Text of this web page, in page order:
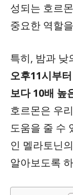
성되는 호르
중요한 역할
특히, 밤과 낮
오후11시부
보다 10배 높
호르몬은 우
도움을 줄 수
인 멜라토닌
알아보도록